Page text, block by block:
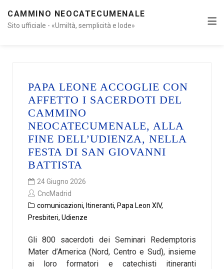
CAMMINO NEOCATECUMENALE
Sito ufficiale - «Umiltà, semplicità e lode»
PAPA LEONE ACCOGLIE CON
AFFETTO I SACERDOTI DEL
CAMMINO
NEOCATECUMENALE, ALLA
FINE DELL’UDIENZA, NELLA
FESTA DI SAN GIOVANNI
BATTISTA
24 Giugno 2026
CncMadrid
comunicazioni, Itineranti, Papa Leon XIV,
Presbiteri, Udienze
Gli 800 sacerdoti dei Seminari Redemptoris
Mater d’America (Nord, Centro e Sud), insieme
ai loro formatori e catechisti itineranti